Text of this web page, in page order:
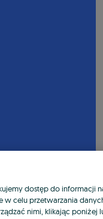
dostęp do informacji
w celu przetwarzania
nimi, klikając poniżej